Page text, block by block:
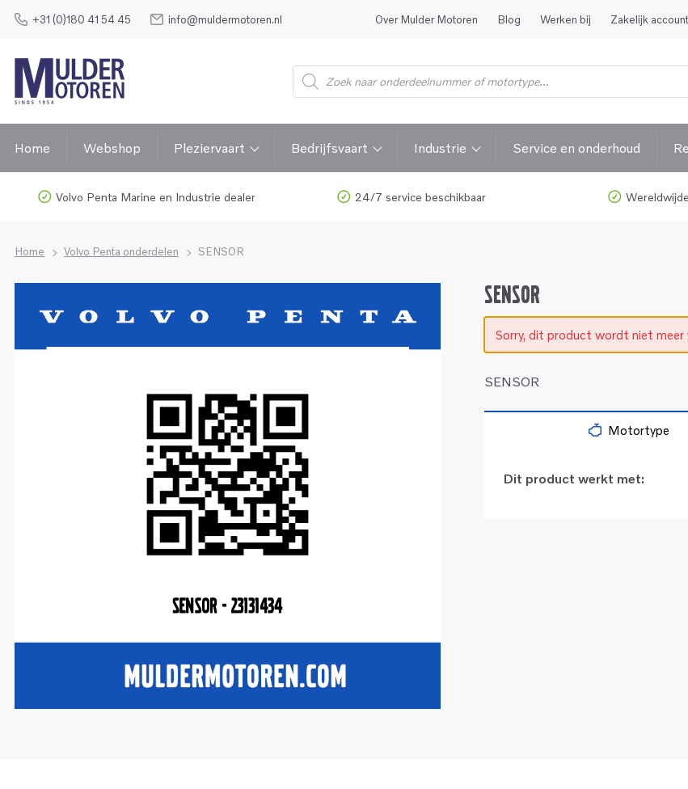
+31 (0)180 41 54 45 info@muldermotoren.nl Over Mulder Motoren Blog Werken bij Zakelijk
Home Webshop Pleziervaart Bedrijfsvaart Industrie Service en onderhoud
Volvo Penta Marine en Industrie dealer 24/7 service beschikbaar
Home Volvo Penta onderdelen SENSOR
SENSOR
Sorry, dit product wordt niet
SENSOR
Motortype
Dit product werkt met: